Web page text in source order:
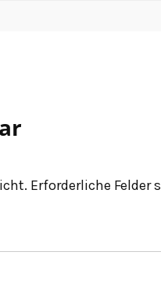
Erforderliche Felder